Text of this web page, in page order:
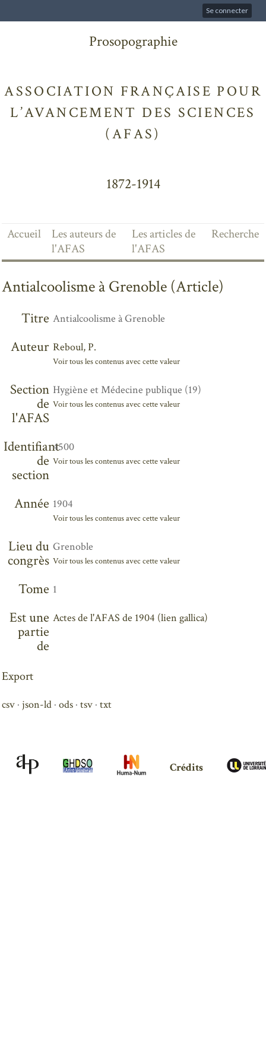
Se connecter
Prosopographie
ASSOCIATION FRANÇAISE POUR
L’AVANCEMENT DES SCIENCES
(AFAS)
1872-1914
Accueil
Les auteurs de
l'AFAS
Les articles de
l'AFAS
Recherche
Antialcoolisme à Grenoble (Article)
Titre Antialcoolisme à Grenoble
Auteur Reboul, P.
Voir tous les contenus avec cette valeur
Section
de
l'AFAS
Hygiène et Médecine publique (19)
Voir tous les contenus avec cette valeur
Identifiant
de
section
4500
Voir tous les contenus avec cette valeur
Année 1904
Voir tous les contenus avec cette valeur
Lieu du
congrès
Grenoble
Voir tous les contenus avec cette valeur
Tome 1
Est une
partie
de
Actes de l'AFAS de 1904 (lien gallica)
Export
csv json-ld ods tsv txt
Crédits